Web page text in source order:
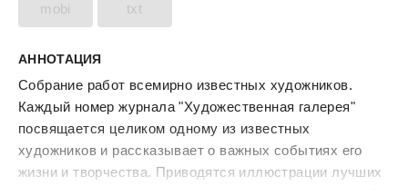
mobi txt
АННОТАЦИЯ
Собрание работ всемирно известных художников.
Каждый номер журнала "Художественная галерея"
посвящается целиком одному из известных
художников и рассказывает о важных событиях его
жизни и творчества. Приводятся иллюстрации лучших